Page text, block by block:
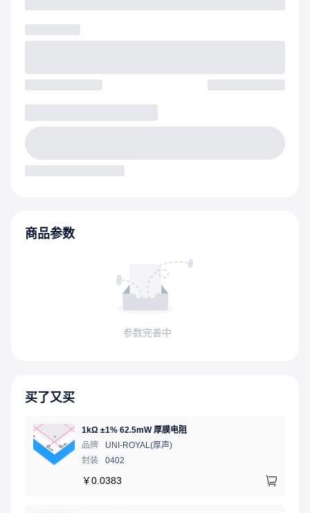
商品参数
参数完善中
买了又买
1kΩ ±1% 62.5mW 厚膜电阻
品牌
UNI-ROYAL(厚声)
封装
0402
￥0.0383